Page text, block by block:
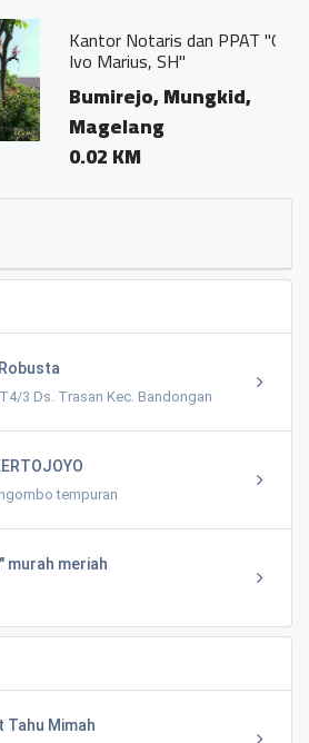
Kantor Notaris dan PPAT "Georgius
Ivo Marius, SH"
Bumirejo, Mungkid,
Magelang
0.02 KM
3 Ds. Trasan Kec. Bandongan
tempuran
murah meriah
Tahu Mimah